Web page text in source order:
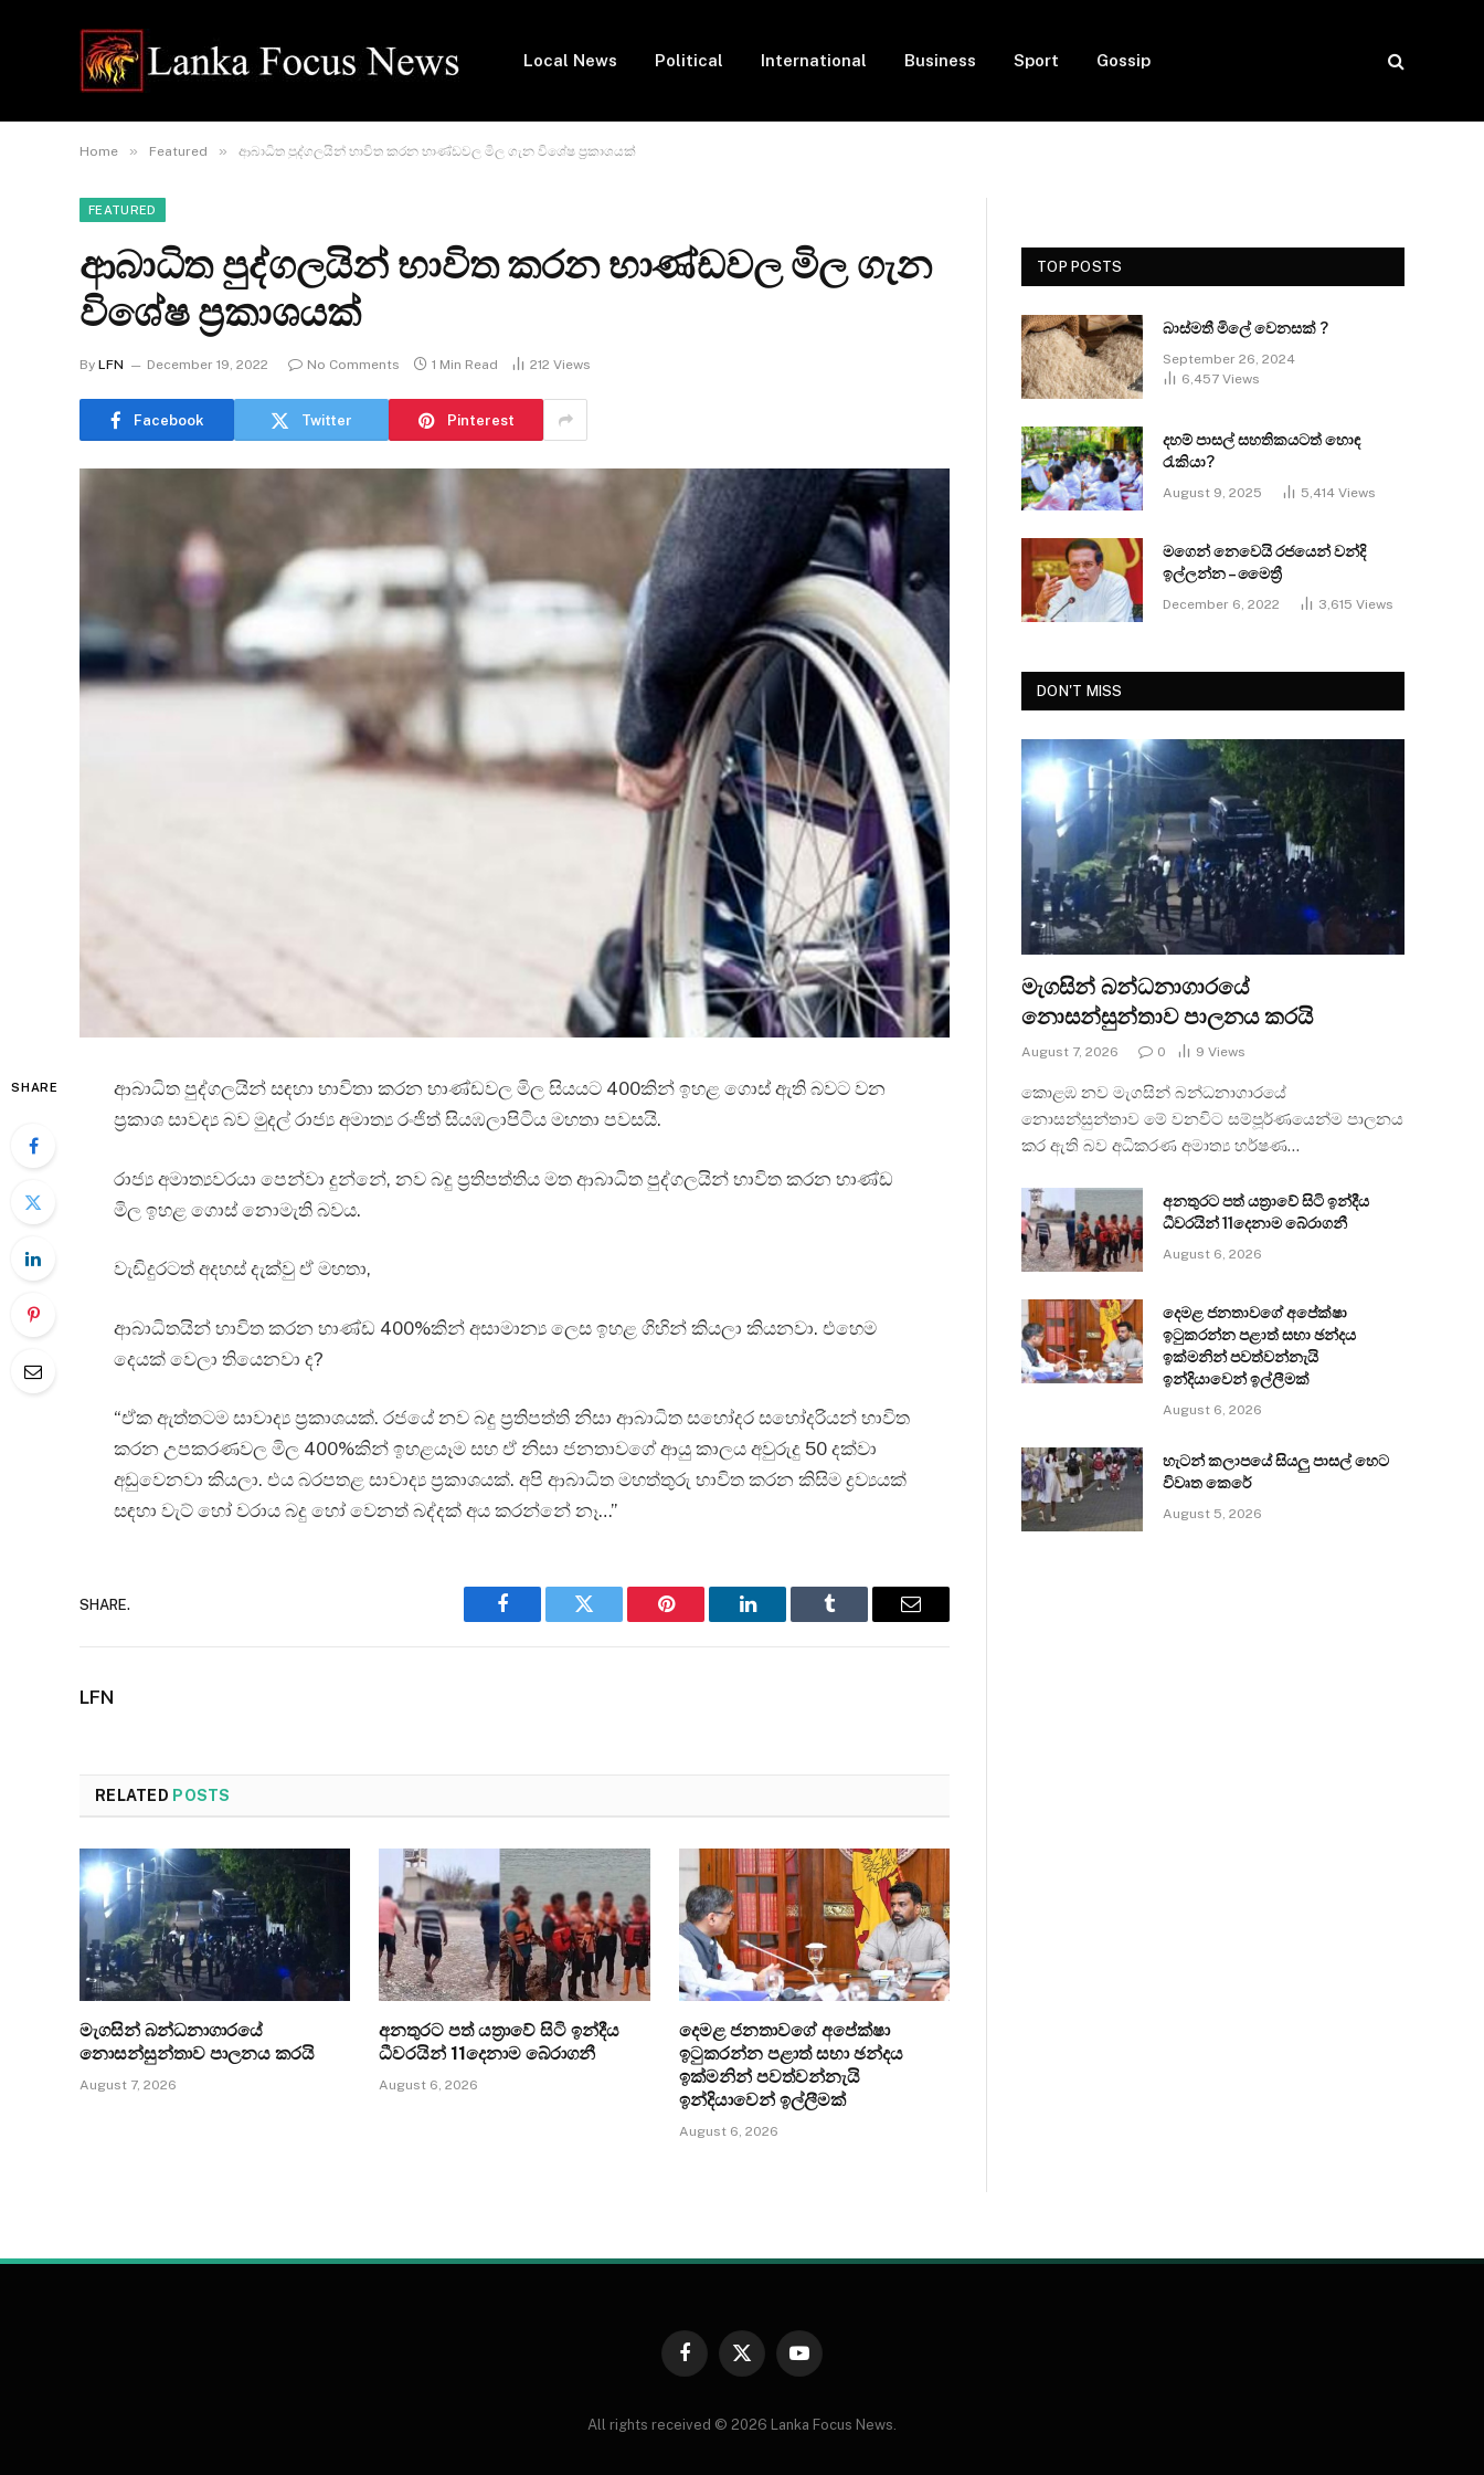
Local News Political International Business Sport Gossip
Home » Featured » ආබාධිත පුද්ගලයින් භාවිත කරන භාණ්ඩවල මිල ගැන විශේෂ ප්‍රකාශයක්
FEATURED
ආබාධිත පුද්ගලයින් භාවිත කරන භාණ්ඩවල මිල ගැන
විශේෂ ප්‍රකාශයක්
By LFN December 19, 2022 No Comments 1 Min Read 212 Views
Facebook Twitter Pinterest
SHARE
ආබාධිත පුද්ගලයින් සඳහා භාවිතා කරන භාණ්ඩවල මිල සියයට 400කින් ඉහළ ගොස් ඇති බවට වන
ප්‍රකාශ සාවද්‍ය බව මුදල් රාජ්‍ය අමාත්‍ය රංජිත් සියඹලාපිටිය මහතා පවසයි.
රාජ්‍ය අමාත්‍යවරයා පෙන්වා දුන්නේ, නව බදු ප්‍රතිපත්තිය මත ආබාධිත පුද්ගලයින් භාවිත කරන භාණ්ඩ
මිල ඉහළ ගොස් නොමැති බවය.
වැඩිදුරටත් අදහස් දැක්වු ඒ මහතා,
ආබාධිතයින් භාවිත කරන භාණ්ඩ 400%කින් අසාමාන්‍ය ලෙස ඉහළ ගිහින් කියලා කියනවා. එහෙම
දෙයක් වෙලා තියෙනවා ද?
“ඒක ඇත්තටම සාවාද්‍ය ප්‍රකාශයක්. රජයේ නව බදු ප්‍රතිපත්ති නිසා ආබාධිත සහෝදර සහෝදරියන් භාවිත
කරන උපකරණවල මිල 400%කින් ඉහළයෑම සහ ඒ නිසා ජනතාවගේ ආයු කාලය අවුරුදු 50 දක්වා
අඩුවෙනවා කියලා. එය බරපතළ සාවාද්‍ය ප්‍රකාශයක්. අපි ආබාධිත මහත්තුරු භාවිත කරන කිසිම ද්‍රව්‍යයක්
සඳහා වැට් හෝ වරාය බදු හෝ වෙනත් බද්දක් අය කරන්නේ නෑ…”
SHARE.
Facebook Twitter Pinterest LinkedIn Tumblr Email
LFN
RELATED POSTS
මැගසින් බන්ධනාගාරයේ
නොසන්සුන්තාව පාලනය කරයි
August 7, 2026
අනතුරට පත් යත්‍රාවේ සිටි ඉන්දීය
ධීවරයින් 11දෙනාම බේරාගනී
August 6, 2026
දෙමළ ජනතාවගේ අපේක්ෂා
ඉටුකරන්න පළාත් සභා ඡන්දය
ඉක්මනින් පවත්වන්නැයි
ඉන්දියාවෙන් ඉල්ලීමක්
August 6, 2026
TOP POSTS
බාස්මතී මිලේ වෙනසක් ?
September 26, 2024
6,457 Views
දහම් පාසල් සහතිකයටත් හොඳ
රැකියා?
August 9, 2025 5,414 Views
මගෙන් නෙවෙයි රජයෙන් වන්දි
ඉල්ලන්න – මෛත්‍රී
December 6, 2022 3,615 Views
DON'T MISS
මැගසින් බන්ධනාගාරයේ
නොසන්සුන්තාව පාලනය කරයි
August 7, 2026 0 9 Views
කොළඹ නව මැගසින් බන්ධනාගාරයේ
නොසන්සුන්තාව මේ වනවිට සම්පූර්ණයෙන්ම පාලනය
කර ඇති බව අධිකරණ අමාත්‍ය හර්ෂණ…
අනතුරට පත් යත්‍රාවේ සිටි ඉන්දීය
ධීවරයින් 11දෙනාම බේරාගනී
August 6, 2026
දෙමළ ජනතාවගේ අපේක්ෂා
ඉටුකරන්න පළාත් සභා ඡන්දය
ඉක්මනින් පවත්වන්නැයි
ඉන්දියාවෙන් ඉල්ලීමක්
August 6, 2026
හැටන් කලාපයේ සියලු පාසල් හෙට
විවෘත කෙරේ
August 5, 2026
Facebook
X
YouTube
All rights received © 2026 Lanka Focus News.